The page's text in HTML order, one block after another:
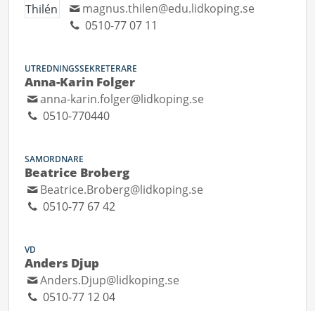
magnus.thilen@edu.lidkoping.se
0510-77 07 11
UTREDNINGSSEKRETERARE
Anna-Karin Folger
anna-karin.folger@lidkoping.se
0510-770440
SAMORDNARE
Beatrice Broberg
Beatrice.Broberg@lidkoping.se
0510-77 67 42
VD
Anders Djup
Anders.Djup@lidkoping.se
0510-77 12 04